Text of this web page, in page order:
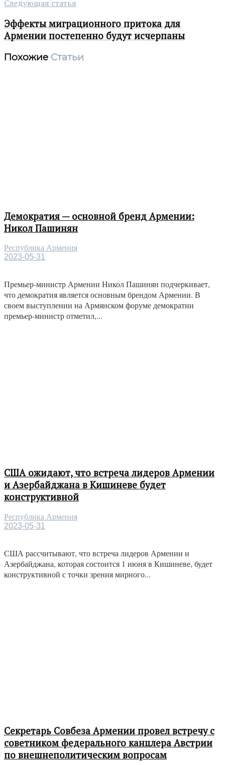
Следующая статья
Эффекты миграционного притока для
Армении постепенно будут исчерпаны
Похожие Статьи
Демократия — основной бренд Армении:
Никол Пашинян
Республика Армения
2023-05-31
Премьер-министр Армении Никол Пашинян подчеркивает,
что демократия является основным брендом Армении. В
своем выступлении на Армянском форуме демократии
премьер-министр отметил,...
США ожидают, что встреча лидеров Армении
и Азербайджана в Кишиневе будет
конструктивной
Республика Армения
2023-05-31
США рассчитывают, что встреча лидеров Армении и
Азербайджана, которая состоится 1 июня в Кишиневе, будет
конструктивной с точки зрения мирного...
Секретарь Совбеза Армении провел встречу с
советником федерального канцлера Австрии
по внешнеполитическим вопросам